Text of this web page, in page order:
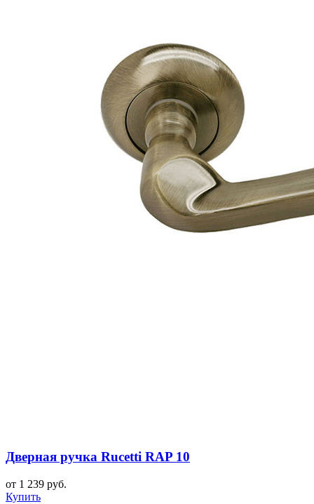
Дверная ручка Rucetti RAP 10
от 1 239 руб.
Купить